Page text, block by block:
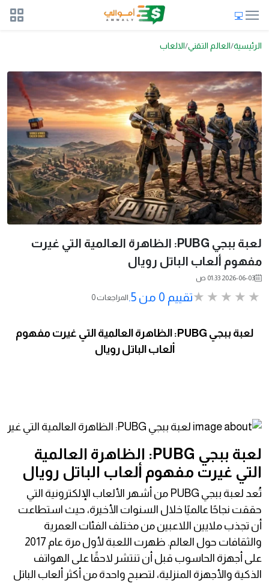
الرئيسية العالم التقني الالعاب
لعبة ببجي PUBG: الظاهرة العالمية التي غيرت
مفهوم ألعاب الباتل رويال
2026-06-03 01:33 ص
تقييم 0 من 5. 0 المراجعات
لعبة ببجي PUBG: الظاهرة العالمية التي غيرت مفهوم
ألعاب الباتل رويال
لعبة ببجي PUBG: الظاهرة العالمية
التي غيرت مفهوم ألعاب الباتل رويال
تُعد لعبة ببجي PUBG من أشهر الألعاب الإلكترونية التي
حققت نجاحًا عالميًا خلال السنوات الأخيرة، حيث استطاعت
أن تجذب ملايين اللاعبين من مختلف الفئات العمرية
والثقافات حول العالم. ظهرت اللعبة لأول مرة عام 2017
على أجهزة الحاسوب قبل أن تنتشر لاحقًا على الهواتف
الذكية والأجهزة المنزلية، لتصبح واحدة من أكثر ألعاب الباتل